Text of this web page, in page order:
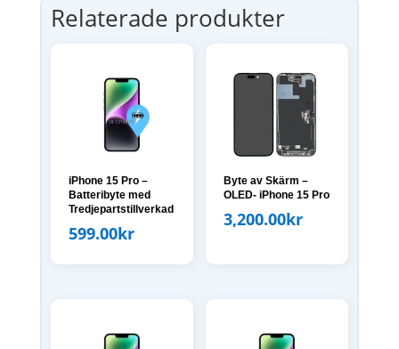
Relaterade produkter
iPhone 15 Pro –
Batteribyte med
Tredjepartstillverkad
599.00kr
Byte av Skärm –
OLED- iPhone 15 Pro
3,200.00kr